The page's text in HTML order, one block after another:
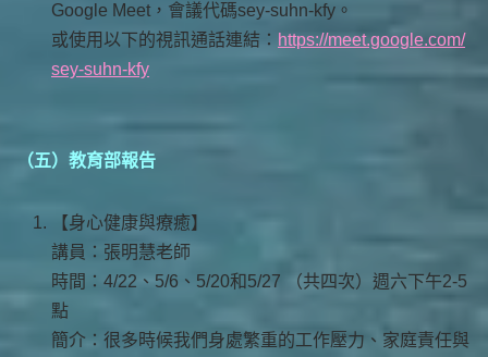
Google Meet，會議代碼sey-suhn-kfy。
或使用以下的視訊通話連結： https://meet.google.com/
sey-suhn-kfy
（五）教育部報告
【身心健康與療癒】
講員：張明慧老師
時間：4/22、5/6、5/20和5/27 （共四次）週六下午2-5
點
簡介：很多時候我們身處繁重的工作壓力、家庭責任與